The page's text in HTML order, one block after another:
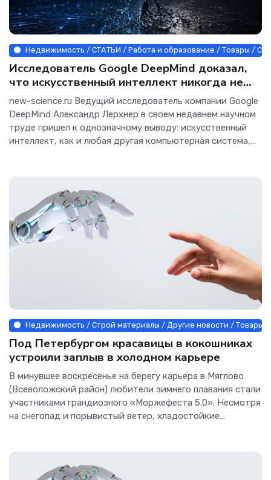
Недвижимость / СТАТЬИ / Работа и образование / Товары /
Исследователь Google DeepMind доказал,
что искусственный интеллект никогда не
обретет сознание - Интернет технологии.
new-science.ru Ведущий исследователь компании Google
DeepMind Александр Лерхнер в своем недавнем научном
труде пришел к однозначному выводу: искусственный
интеллект, как и любая другая компьютерная система,
Недвижимость / Строй материалы / Другие новости / Товары
Под Петербургом красавицы в кокошниках
устроили заплыв в холодном карьере
В минувшее воскресенье на берегу карьера в Мяглово
(Всеволожский район) любители зимнего плавания стали
участниками грандиозного «Моржефеста 5.0». Несмотря
на снегопад и порывистый ветер, хладостойкие